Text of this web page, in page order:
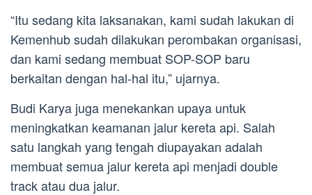
“Itu sedang kita laksanakan, kami sudah lakukan di
Kemenhub sudah dilakukan perombakan organisasi,
dan kami sedang membuat SOP-SOP baru
berkaitan dengan hal-hal itu,” ujarnya.
Budi Karya juga menekankan upaya untuk
meningkatkan keamanan jalur kereta api. Salah
satu langkah yang tengah diupayakan adalah
membuat semua jalur kereta api menjadi double
track atau dua jalur.